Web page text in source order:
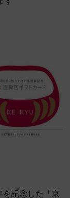
を記念した「京